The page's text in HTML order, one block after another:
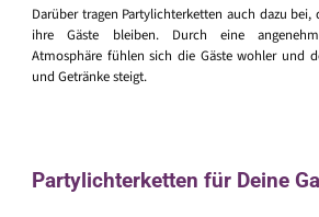
Darüber tragen Partylichterketten auch dazu bei,
ihre Gäste bleiben. Durch eine
Atmosphäre fühlen sich die Gäste wohler und
und Getränke steigt.
Partylichterketten für Deine